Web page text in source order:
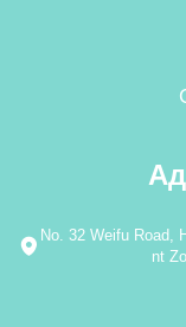
No. 32 Weifu Road,
nt